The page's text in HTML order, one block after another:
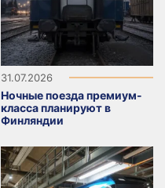
31.07.2026
Ночные поезда премиум-
класса планируют в
Финляндии